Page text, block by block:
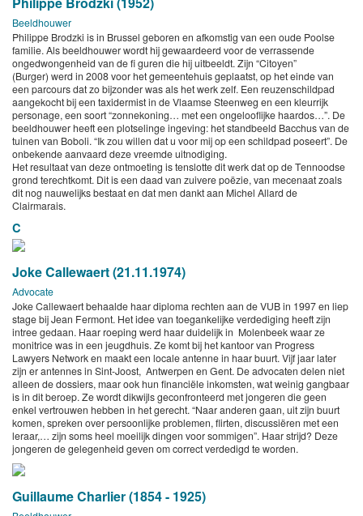
Beeldhouwer
Philippe Brodzki is in Brussel geboren en afkomstig van een oude Poolse
familie. Als beeldhouwer wordt hij gewaardeerd voor de verrassende
ongedwongenheid van de fi guren die hij uitbeeldt. Zijn “Citoyen”
(Burger) werd in 2008 voor het gemeentehuis geplaatst, op het einde van
een parcours dat zo bijzonder was als het werk zelf. Een reuzenschildpad
aangekocht bij een taxidermist in de Vlaamse Steenweg en een kleurrijk
personage, een soort “zonnekoning… met een ongelooflijke haardos…”. De
beeldhouwer heeft een plotselinge ingeving: het standbeeld Bacchus van de
tuinen van Boboli. “Ik zou willen dat u voor mij op een schildpad poseert”. De
onbekende aanvaard deze vreemde uitnodiging.
Het resultaat van deze ontmoeting is tenslotte dit werk dat op de Tennoodse
grond terechtkomt. Dit is een daad van zuivere poëzie, van mecenaat zoals
dit nog nauwelijks bestaat en dat men dankt aan Michel Allard de
Clairmarais.
C
Joke Callewaert (21.11.1974)
Advocate
Joke Callewaert behaalde haar diploma rechten aan de VUB in 1997 en liep
stage bij Jean Fermont. Het idee van toegankelijke verdediging heeft zijn
intree gedaan. Haar roeping werd haar duidelijk in Molenbeek waar ze
monitrice was in een jeugdhuis. Ze komt bij het kantoor van Progress
Lawyers Network en maakt een locale antenne in haar buurt. Vijf jaar later
zijn er antennes in Sint-Joost, Antwerpen en Gent. De advocaten delen niet
alleen de dossiers, maar ook hun financiële inkomsten, wat weinig gangbaar
is in dit beroep. Ze wordt dikwijls geconfronteerd met jongeren die geen
enkel vertrouwen hebben in het gerecht. “Naar anderen gaan, uit zijn buurt
komen, spreken over persoonlijke problemen, flirten, discussiëren met een
leraar,… zijn soms heel moeilijk dingen voor sommigen”. Haar strijd? Deze
jongeren de gelegenheid geven om correct verdedigd te worden.
Guillaume Charlier (1854 - 1925)